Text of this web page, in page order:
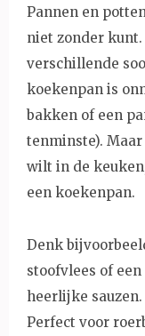
Pannen en
niet zonder
verschillende
koekenpan is
bakken of een
tenminste).
wilt in de
een koekenpan.
Denk
stoofvlees of
heerlijke
Perfect voor